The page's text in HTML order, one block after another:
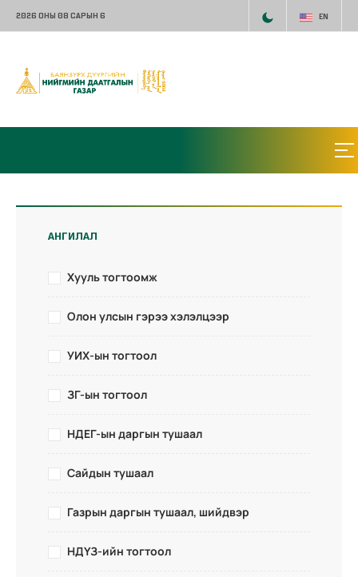
2026 ОНЫ 08 САРЫН 6 EN
АНГИЛАЛ
Хууль тогтоомж
Олон улсын гэрээ хэлэлцээр
УИХ-ын тогтоол
ЗГ-ын тогтоол
НДЕГ-ын даргын тушаал
Сайдын тушаал
Газрын даргын тушаал, шийдвэр
НДҮЗ-ийн тогтоол